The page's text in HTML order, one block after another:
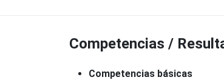
Competencias /
Competencias básicas